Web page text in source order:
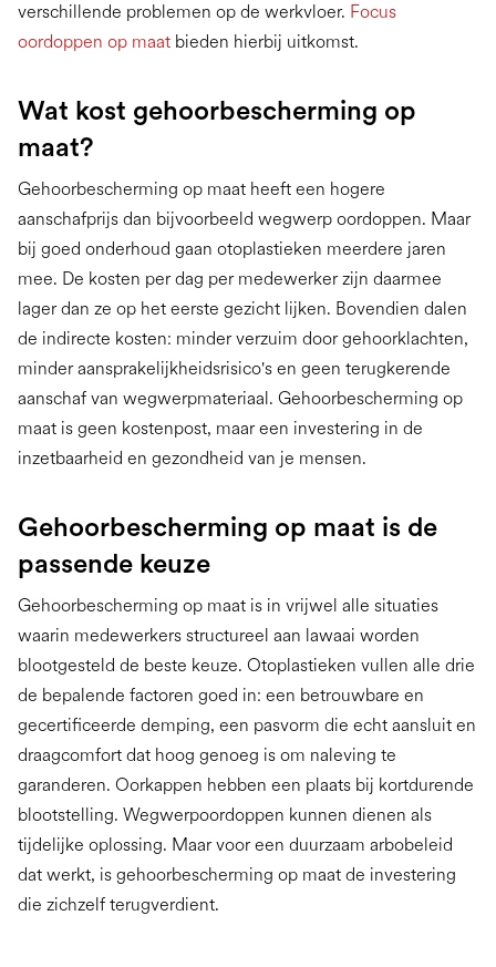
verschillende problemen op de werkvloer. Focus
oordoppen op maat bieden hierbij uitkomst.
Wat kost gehoorbescherming op
maat?
Gehoorbescherming op maat heeft een hogere
aanschafprijs dan bijvoorbeeld wegwerp oordoppen. Maar
bij goed onderhoud gaan otoplastieken meerdere jaren
mee. De kosten per dag per medewerker zijn daarmee
lager dan ze op het eerste gezicht lijken. Bovendien dalen
de indirecte kosten: minder verzuim door gehoorklachten,
minder aansprakelijkheidsrisico's en geen terugkerende
aanschaf van wegwerpmateriaal. Gehoorbescherming op
maat is geen kostenpost, maar een investering in de
inzetbaarheid en gezondheid van je mensen.
Gehoorbescherming op maat is de
passende keuze
Gehoorbescherming op maat is in vrijwel alle situaties
waarin medewerkers structureel aan lawaai worden
blootgesteld de beste keuze. Otoplastieken vullen alle drie
de bepalende factoren goed in: een betrouwbare en
gecertificeerde demping, een pasvorm die echt aansluit en
draagcomfort dat hoog genoeg is om naleving te
garanderen. Oorkappen hebben een plaats bij kortdurende
blootstelling. Wegwerpoordoppen kunnen dienen als
tijdelijke oplossing. Maar voor een duurzaam arbobeleid
dat werkt, is gehoorbescherming op maat de investering
die zichzelf terugverdient.